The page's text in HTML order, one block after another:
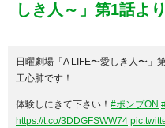
しき人～」第1話よ
日曜劇場「A LIFE〜愛しき人〜」
工心肺です！
体験しにきて下さい！ #ポンプON
https://t.co/3DDGFSWW74